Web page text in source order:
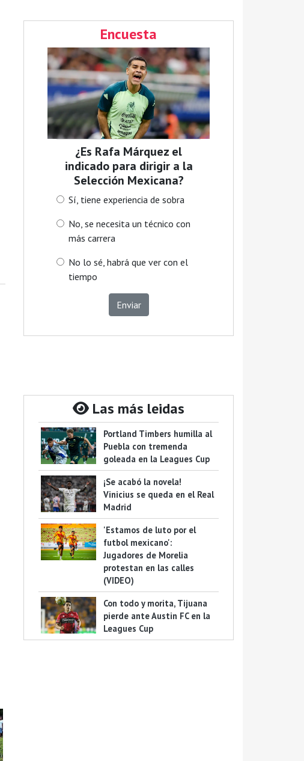
Encuesta
¿Es Rafa Márquez el
indicado para dirigir a la
Selección Mexicana?
Sí, tiene experiencia de sobra
No, se necesita un técnico con
más carrera
No lo sé, habrá que ver con el
tiempo
Enviar
Las más leidas
Portland Timbers humilla al
Puebla con tremenda
goleada en la Leagues Cup
¡Se acabó la novela!
Vinicius se queda en el Real
Madrid
'Estamos de luto por el
futbol mexicano':
Jugadores de Morelia
protestan en las calles
(VIDEO)
Con todo y morita, Tijuana
pierde ante Austin FC en la
Leagues Cup